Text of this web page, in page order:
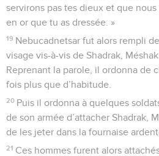
servirons pas tes dieux et que
en or que tu as dressée. »
19 Nebucadnetsar fut alors rempli
visage vis-à-vis de Shadrak,
Reprenant la parole, il ordonna de
fois plus que d’habitude.
20 Puis il ordonna à quelques
de son armée d’attacher Shadrak,
de les jeter dans la fournaise
21 Ces hommes furent alors